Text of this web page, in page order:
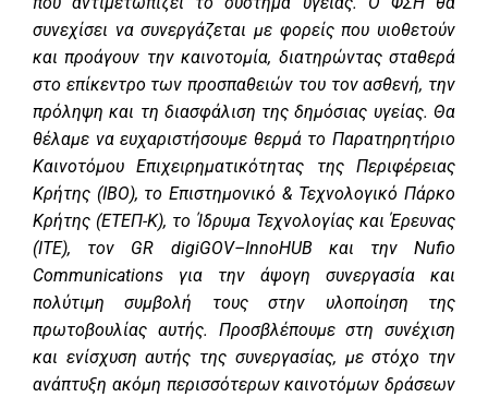
συνεχίσει να συνεργάζεται με φορείς που υιοθετούν
και προάγουν την καινοτομία, διατηρώντας σταθερά
στο επίκεντρο των προσπαθειών του τον ασθενή, την
πρόληψη και τη διασφάλιση της δημόσιας υγείας. Θα
θέλαμε να ευχαριστήσουμε θερμά το Παρατηρητήριο
Καινοτόμου Επιχειρηματικότητας της Περιφέρειας
Κρήτης (IBO), το Επιστημονικό & Τεχνολογικό Πάρκο
Κρήτης (ΕΤΕΠ-Κ), το Ίδρυμα Τεχνολογίας και Έρευνας
(ΙΤΕ), τον GR digiGOV–InnoHUBκαι τηνNufio
Communications για την άψογη συνεργασία και
πολύτιμη συμβολή τους στην υλοποίηση της
πρωτοβουλίας αυτής. Προσβλέπουμε στη συνέχιση
και ενίσχυση αυτής της συνεργασίας, με στόχο την
ανάπτυξη ακόμη περισσότερων καινοτόμων δράσεων